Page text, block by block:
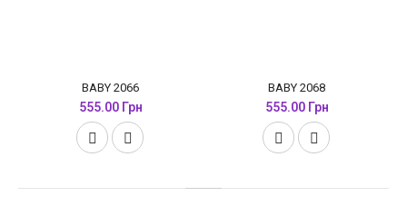
BABY 2066
555.00 Грн
BABY 2068
555.00 Грн